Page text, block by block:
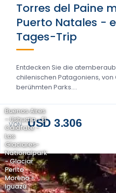
Torres del Paine
Puerto Natales -
Tages-Trip
Entdecken Sie die
chilenischen Patagoniens, von
berühmten Parks....
VON USD 3.306
Buenos Aires
- Ushuaia - El
Calafate -
Los
Glaciares-
Nationalpark
- Glaciar
Perito
Moreno -
Iguazú